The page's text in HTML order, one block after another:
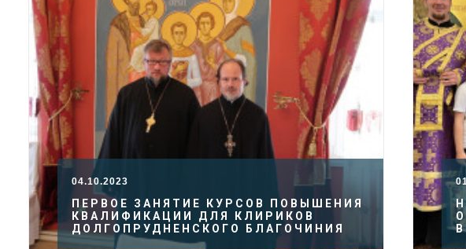
04.10.2023
ПЕРВОЕ ЗАНЯТИЕ КУРСОВ ПОВЫШЕНИЯ
КВАЛИФИКАЦИИ ДЛЯ КЛИРИКОВ
ДОЛГОПРУДНЕНСКОГО БЛАГОЧИНИЯ